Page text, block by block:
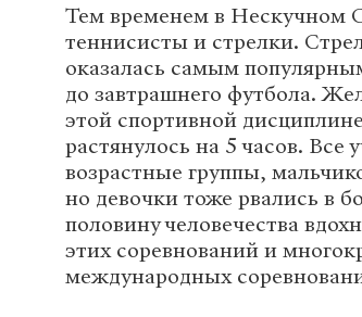
Тем временем в Нескучном
теннисисты и стрелки.
оказалась самым
до завтрашнего футбола.
этой спортивной
растянулось на 5 часов.
возрастные группы,
но девочки тоже рвались в
половину человечества
этих соревнований и
международных